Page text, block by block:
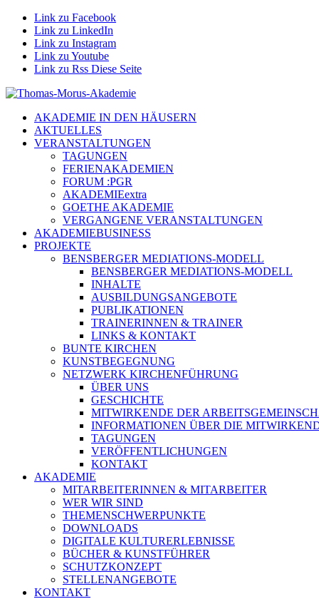
Link zu Facebook
Link zu LinkedIn
Link zu Instagram
Link zu Youtube
Link zu Rss Diese Seite
AKADEMIE IN DEN HÄUSERN
AKTUELLES
VERANSTALTUNGEN
TAGUNGEN
FERIENAKADEMIEN
FORUM :PGR
AKADEMIEextra
GOETHE AKADEMIE
VERGANGENE VERANSTALTUNGEN
AKADEMIEBUSINESS
PROJEKTE
BENSBERGER MEDIATIONS-MODELL
BENSBERGER MEDIATIONS-MODELL
INHALTE
AUSBILDUNGSANGEBOTE
PUBLIKATIONEN
TRAINERINNEN & TRAINER
LINKS & KONTAKT
BUNTE KIRCHEN
KUNSTBEGEGNUNG
NETZWERK KIRCHENFÜHRUNG
ÜBER UNS
GESCHICHTE
MITWIRKENDE DER
INFORMATIONEN ÜBER DIE
TAGUNGEN
VERÖFFENTLICHUNGEN
KONTAKT
AKADEMIE
MITARBEITERINNEN & MITARBEITER
WER WIR SIND
THEMENSCHWERPUNKTE
DOWNLOADS
DIGITALE KULTURERLEBNISSE
BÜCHER & KUNSTFÜHRER
SCHUTZKONZEPT
STELLENANGEBOTE
KONTAKT